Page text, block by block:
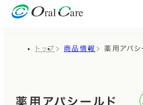
トップ 商品情報 薬用アパシ
薬用アパシールド